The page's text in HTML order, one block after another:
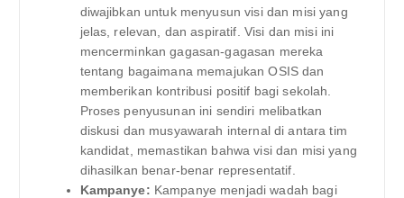
diwajibkan untuk menyusun visi dan misi yang
jelas, relevan, dan aspiratif. Visi dan misi ini
mencerminkan gagasan-gagasan mereka
tentang bagaimana memajukan OSIS dan
memberikan kontribusi positif bagi sekolah.
Proses penyusunan ini sendiri melibatkan
diskusi dan musyawarah internal di antara tim
kandidat, memastikan bahwa visi dan misi yang
dihasilkan benar-benar representatif.
Kampanye: Kampanye menjadi wadah bagi